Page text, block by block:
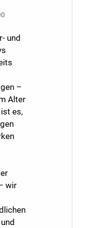
und
–
Alter
es,
wir